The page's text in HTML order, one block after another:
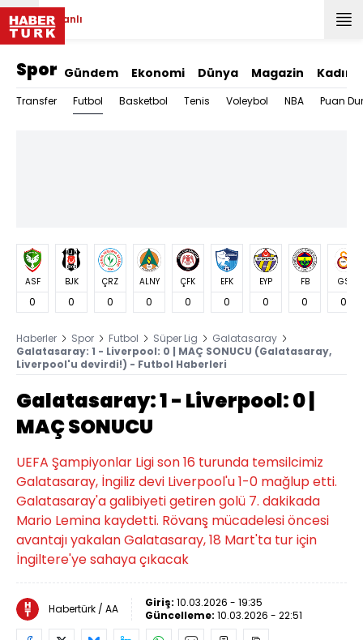
Canlı
Spor Gündem Ekonomi Dünya Magazin Kadın
Transfer Futbol Basketbol Tenis Voleybol NBA Puan
ASF
0
BJK
0
ÇRZ
0
ALNY
0
ÇFK
0
EFK
0
EYP
0
FB
0
GS
0
Haberler Spor Futbol Süper Lig
Galatasaray
Galatasaray: 1 - Liverpool: 0 | MAÇ SONUCU (Galatasaray,
Liverpool'u devirdi!) - Futbol Haberleri
Galatasaray: 1 - Liverpool: 0 |
MAÇ SONUCU
UEFA Şampiyonlar Ligi son 16 turunda temsilcimiz
Galatasaray, İngiliz devi Liverpool'u 1-0 mağlup etti.
Galatasaray'a galibiyeti getiren golü 7. dakikada
Mario Lemina kaydetti. Rövanş mücadelesi öncesi
avantajı yakalan Galatasaray, 18 Mart'ta tur için
İngiltere'ye sahaya çıkacak
Habertürk / AA Giriş: 10.03.2026 - 19:35
Güncelleme: 10.03.2026 - 22:51